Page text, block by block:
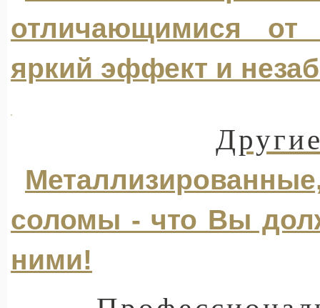
отличающимися
яркий эффект и
соломы - что Вы
ними!